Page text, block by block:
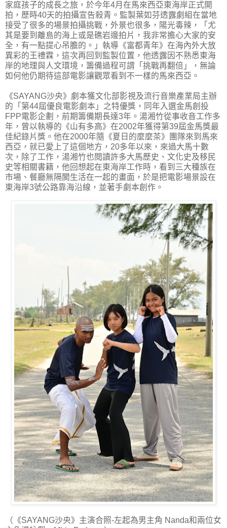
家庭孩子的成長之旅，於今年4月在馬來西亞東海岸正式開
拍，歷時40天的拍攝宣告殺青。監製葉如芬透露劇組在當地
接受了很多的場景拍攝挑戰，外景也很多，陽光毒辣，「尤
其是要到離島的海上或是礁岩邊拍片，我非常擔心大家的安
全，有一點提心吊膽的。」執導《富都青年》在海內外大放
異彩的王禮霖，這次再回到監製位置，他透露因不熟悉東海
岸的地理與人文環境，籌備過程可謂「挑戰再翻倍」，無論
如何他仍期待這部電影讓觀眾看到不一樣的馬來西亞。
《SAYANG沙央》劇本獲文化部影視及流行音樂產業局主辦
的「第44屆優良電影劇本」之特優獎，同年入選金馬創投
FPP電影企劃，前期籌備期長達3年。湯湘竹從事收音工作多
年，曾以執導的《山有多高》在2002年獲得第39屆金馬獎最
佳紀錄片獎。他在2000年隨《夏日的麼麼茶》團隊來到馬來
西亞，就已愛上了這個地方，20多年以來，來過大馬十數
次，除了工作，湯湘竹也閱讀許多大馬歷史、文化史及移民
史等相關書籍，他回想起在東海岸工作時，看到三大種族在
市場、餐廳無隔閡生活在一起的畫面，於是把電影場景設在
東海岸3號公路靠海沿線，並著手劇本創作。
（《SAYANG沙央》主演合照-左起為男主角 Nanda和兩位女